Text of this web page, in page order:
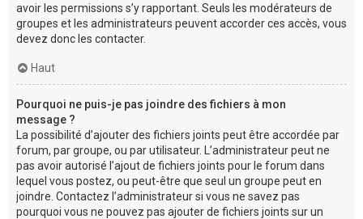
avoir les permissions s’y rapportant. Seuls les modérateurs de
groupes et les administrateurs peuvent accorder ces accès, vous
devez donc les contacter.
Haut
Pourquoi ne puis-je pas joindre des fichiers à mon
message ?
La possibilité d’ajouter des fichiers joints peut être accordée par
forum, par groupe, ou par utilisateur. L’administrateur peut ne
pas avoir autorisé l’ajout de fichiers joints pour le forum dans
lequel vous postez, ou peut-être que seul un groupe peut en
joindre. Contactez l’administrateur si vous ne savez pas
pourquoi vous ne pouvez pas ajouter de fichiers joints sur un